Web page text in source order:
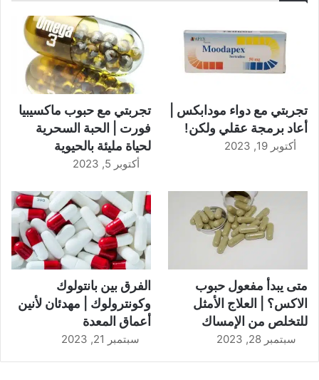
تجربتي مع دواء مودابكس |
أعاد برمجة عقلي ولكن!
أكتوبر 19, 2023
تجربتي مع حبوب ماكسيبيا
فورت | الحبة السحرية
لحياة مليئة بالحيوية
أكتوبر 5, 2023
متى يبدأ مفعول حبوب
الاكس؟ | العلاج الأمثل
للتخلص من الإمساك
سبتمبر 28, 2023
الفرق بين بانتولوك
وكونترولوك | مهدئان لأنين
أعماق المعدة
سبتمبر 21, 2023